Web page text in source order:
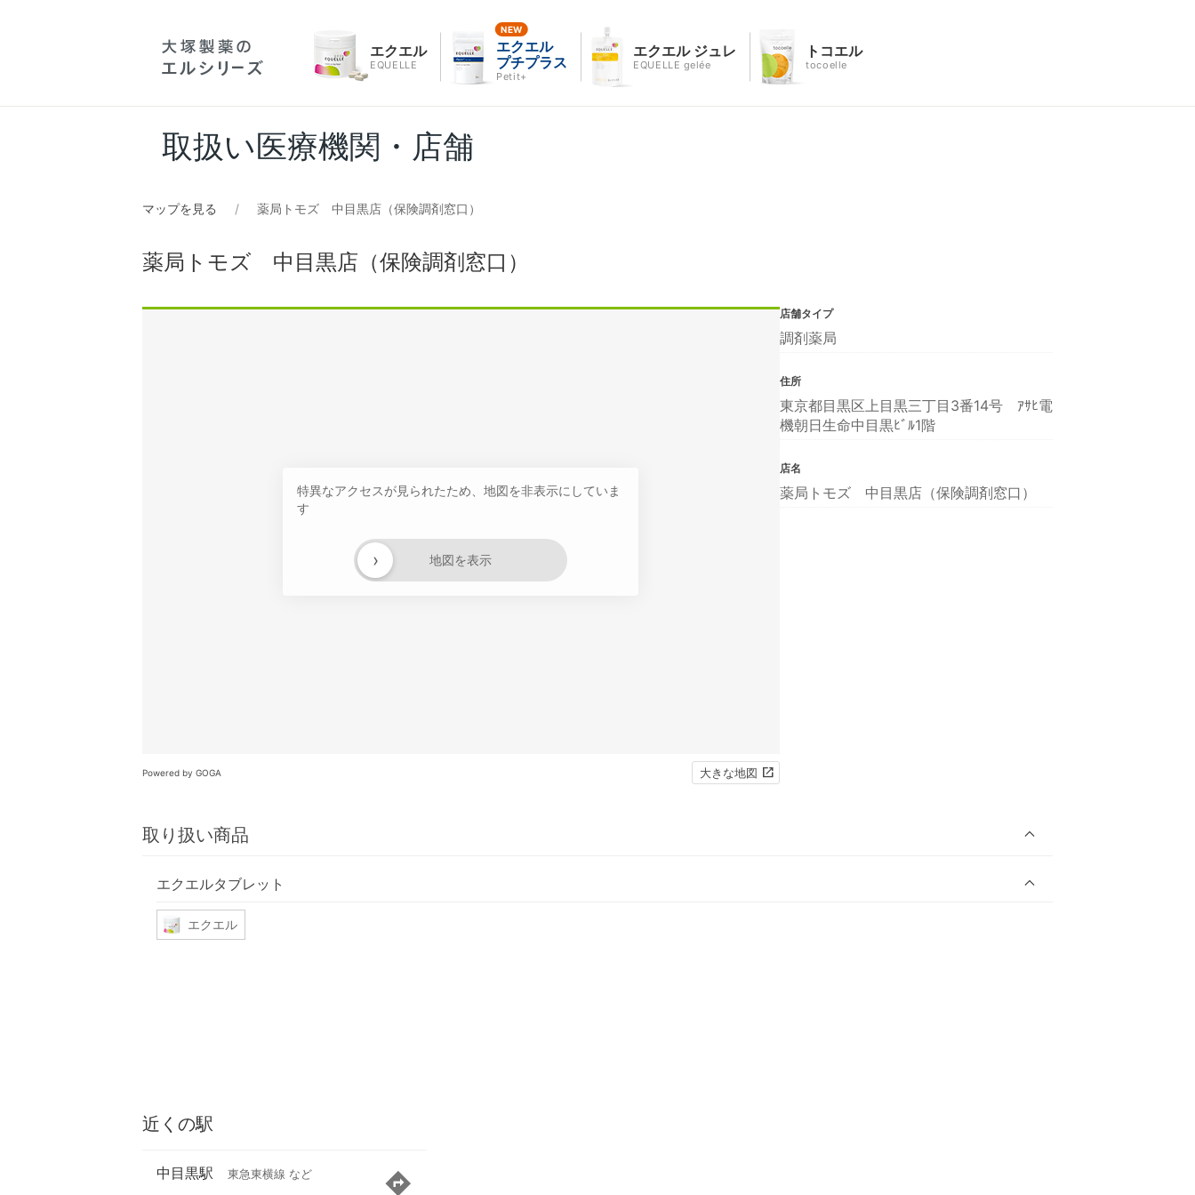
エクエル
EQUELLE
エクエル
プチプラス
Petit+
エクエル ジュレ
EQUELLE gelée
トコエル
tocoelle
取扱い医療機関・店舗
マップを見る 薬局トモズ 中目黒店（保険調剤窓口）
薬局トモズ 中目黒店（保険調剤窓口）
特異なアクセスが見られたため、地図を非表示にしていま
す
地図を表示
›
Powered by GOGA 大きな地図
取り扱い商品
エクエルタブレット
エクエル
店舗タイプ
調剤薬局
住所
東京都目黒区上目黒三丁目3番14号 ｱｻﾋ電
機朝日生命中目黒ﾋﾞﾙ1階
店名
薬局トモズ 中目黒店（保険調剤窓口）
近くの駅
中目黒駅 東急東横線 など